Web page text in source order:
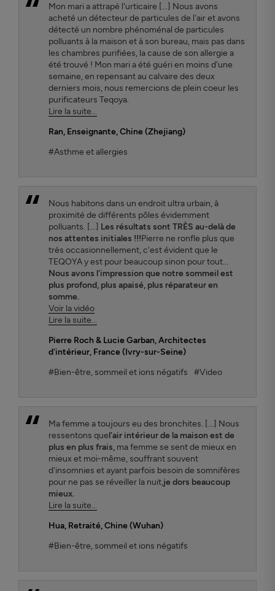
Mon mari a attrapé l'urticaire [...] Nous avons
acheté un détecteur de particules de l'air et avons
détecté un nombre phénoménal de particules
polluants à la maison et à son bureau, mais pas dans
les chambres purifiées, la cause de son allergie a
été trouvé ! Mon mari a été guéri en moins d'une
semaine, en repensant au calvaire des deux
derniers mois, nous remercions de plein coeur les
purificateurs Teqoya.
Lire la suite...
Ran, Enseignante, Chine (Zhejiang)
#Asthme et allergies
Nous habitons dans un endroit ultra urbain, à
proximité de différents pôles évidemment
polluants. [...] Les résultats sont TRÈS au-delà de
nos attentes initiales !!!Pierre ne ronfle plus que
très occasionnellement, c'est évident que le
TEQOYA y est pour beaucoup sinon pour tout...
Nous avons l'impression que notre sommeil est
plus profond, plus apaisé, plus réparateur en
somme.
Voir la vidéo
Lire la suite...
Pierre Roch & Lucie Garban, Architectes
d'intérieur, France (Ivry-sur-Seine)
#Bien-être, sommeil et ions négatifs
#Video
Ma femme a toujours eu des bronchites. [...] Nous
ressentons quel'air intérieur de la maison est de
plus en plus frais,ma femme se sent de mieux en
mieux et moi-même, souffrant souvent
d'insomnies et ayant parfois besoin de somnifères
pour ne pas se réveiller la nuit,je dors beaucoup
mieux.
Lire la suite...
Hua, Retraité, Chine (Wuhan)
#Bien-être, sommeil et ions négatifs